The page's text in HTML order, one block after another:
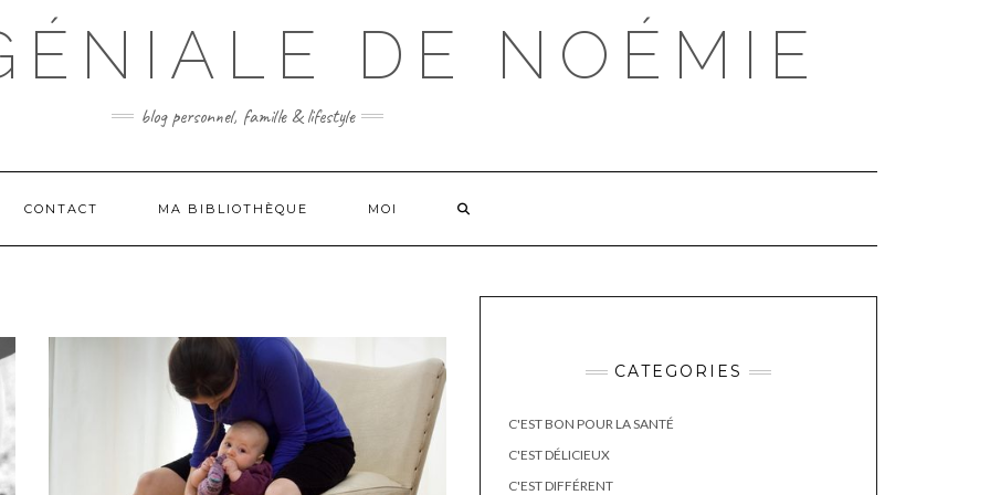
DE NOÉMIE
blog personnel, famille & lifestyle
CONTACT MA BIBLIOTHÈQUE MOI
CATEGORIES
C'EST BON POUR LA SANTÉ
C'EST DÉLICIEUX
C'EST DIFFÉRENT